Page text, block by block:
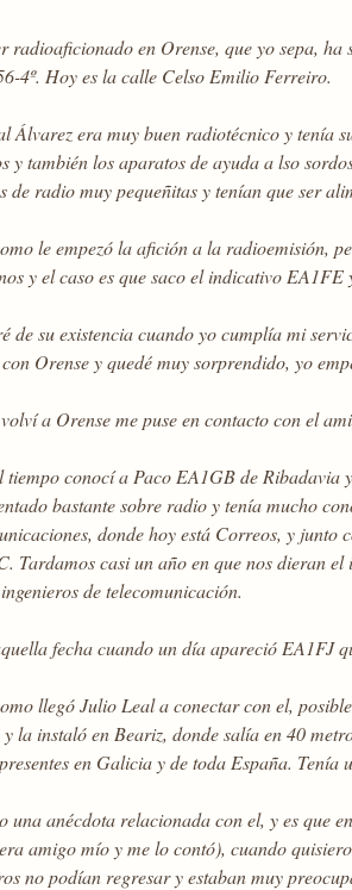
radioaficionado en Orense, que yo sepa,
4º. Hoy es la calle Celso Emilio Ferreiro.
Álvarez era muy buen radiotécnico y tenía
y también los aparatos de ayuda a lso
de radio muy pequeñitas y tenían que ser
le empezó la afición a la radioemisión,
y el caso es que saco el indicativo
de su existencia cuando yo cumplía mi
Orense y quedé muy sorprendido, yo
a Orense me puse en contacto con el
tiempo conocí a Paco EA1GB de Ribadavia
bastante sobre radio y tenía mucho
donde hoy está Correos, y
Tardamos casi un año en que nos dieran
de telecomunicación.
fecha cuando un día apareció EA1FJ
llegó Julio Leal a conectar con el,
la instaló en Beariz, donde salía en 40
en Galicia y de toda España.
una anécdota relacionada con el, y es que
amigo mío y me lo contó), cuando
no podían regresar y estaban muy